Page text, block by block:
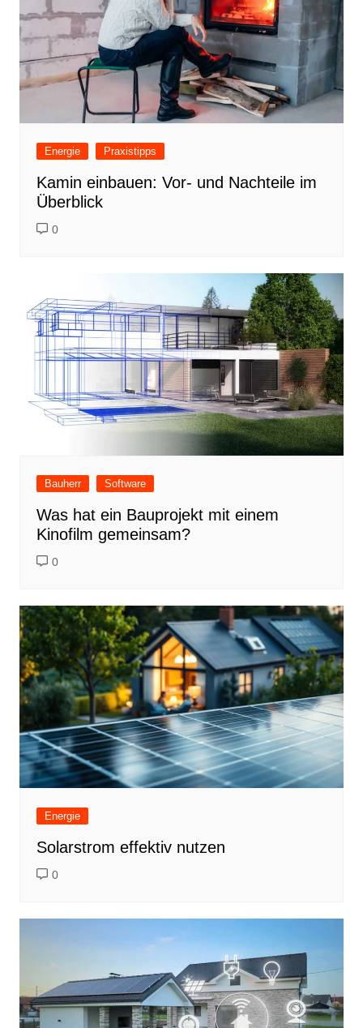
Energie Praxistipps
Kamin einbauen: Vor- und Nachteile im
Überblick
0
Bauherr Software
Was hat ein Bauprojekt mit einem
Kinofilm gemeinsam?
0
Energie
Solarstrom effektiv nutzen
0